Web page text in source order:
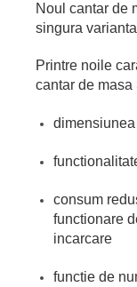
Noul cantar de
singura
Printre noile
cantar de masa
consum
functionare
incarcare
functie de